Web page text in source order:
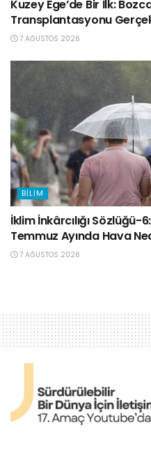
Kuzey Ege’de Bir İlk:
Transplantasyonu
7 AĞUSTOS 2026
BILIM
İklim İnkârcılığı Sözlüğü-
Temmuz Ayında Hava
7 AĞUSTOS 2026